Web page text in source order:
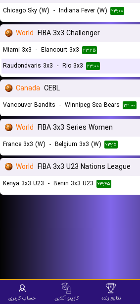
Chicago Sky (W) - Indiana Fever (W) ۲۳:۰۰
World FIBA 3x3 Challenger
Miami 3x3 - Elancourt 3x3 ۲۳:۲۵
Raudondvaris 3x3 - Rio 3x3 ۲۳:۰۰
Canada CEBL
Vancouver Bandits - Winnipeg Sea Bears ۲۳:۰۰
World FIBA 3x3 Series Women
France 3x3 (W) - Belgium 3x3 (W) ۲۳:۱۵
World FIBA 3x3 U23 Nations League
Kenya 3x3 U23 - Benin 3x3 U23 ۲۳:۴۵
نتایج زنده کازینو آنلاین حساب کاربری